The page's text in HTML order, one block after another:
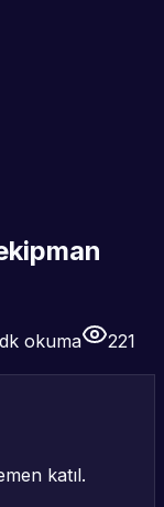
dk okuma
221
katıl.